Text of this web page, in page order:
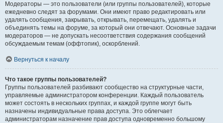
Модераторы — это пользователи (или группы пользователей), которые
ежедневно следят за форумами. Они имеют право редактировать или
удалять сообщения, закрывать, открывать, перемещать, удалять и
объединять темы на форуме, за который они отвечают. Основные задачи
модераторов — не допускать несоответствия содержания сообщений
обсуждаемым темам (оффтопик), оскорблений.
Вернуться к началу
Что такое группы пользователей?
Группы пользователей разбивают сообщество на структурные части,
управляемые администратором конференции. Каждый пользователь
может состоять в нескольких группах, и каждой группе могут быть
назначены индивидуальные права доступа. Это облегчает
администраторам назначение прав доступа одновременно большому